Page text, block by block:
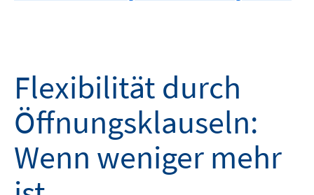
Flexibilität durch
Öffnungsklauseln:
Wenn weniger mehr